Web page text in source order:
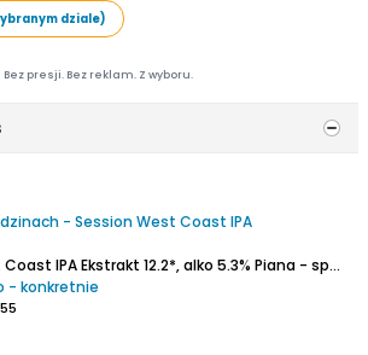
dziale)
Bez presji. Bez reklam. Z wyboru.
- Session West Coast IPA
IPAEkstrakt 12.2*, alko 5.3% Piana - spora potem pełna warstwa.
- konkretnie